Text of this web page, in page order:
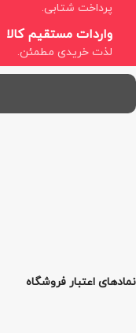
پرداخت شتابی.
واردات مستقیم کالا
لذت خریدی مطمئن.
نمادهای اعتبار فروشگاه